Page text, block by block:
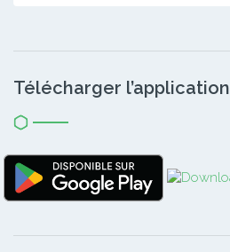
Télécharger l’application